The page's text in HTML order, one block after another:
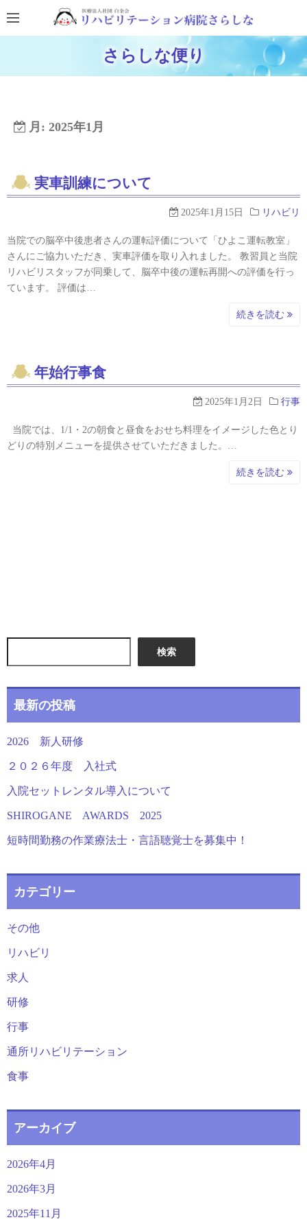
ン
ツ
ホームページに戻る
ブログTOPに戻る
さらしな便り
月: 2025年1月
実車訓練について
2025年1月15日 リハビリ
当院での脳卒中後患者さんの運転評価について「ひよこ運転教室」
さんにご協力いただき、実車評価を取り入れました。 教習員と当院
リハビリスタッフが同乗して、脳卒中後の運転再開への評価を行っ
ています。 評価は…
続きを読む
年始行事食
2025年1月2日 行事
当院では、1/1・2の朝食と昼食をおせち料理をイメージした色とり
どりの特別メニューを提供させていただきました。…
続きを読む
検索
最新の投稿
2026 新人研修
２０２６年度 入社式
入院セットレンタル導入について
SHIROGANE AWARDS 2025
短時間勤務の作業療法士・言語聴覚士を募集中！
カテゴリー
その他
リハビリ
求人
研修
行事
通所リハビリテーション
食事
アーカイブ
2026年4月
2026年3月
2025年11月